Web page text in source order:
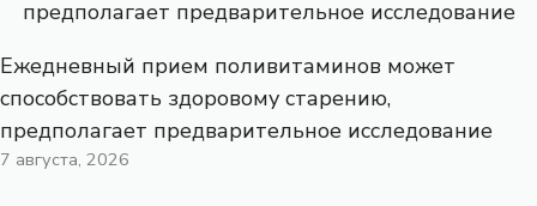
Ежедневный прием поливитаминов может
способствовать здоровому старению,
предполагает предварительное исследование
7 августа, 2026